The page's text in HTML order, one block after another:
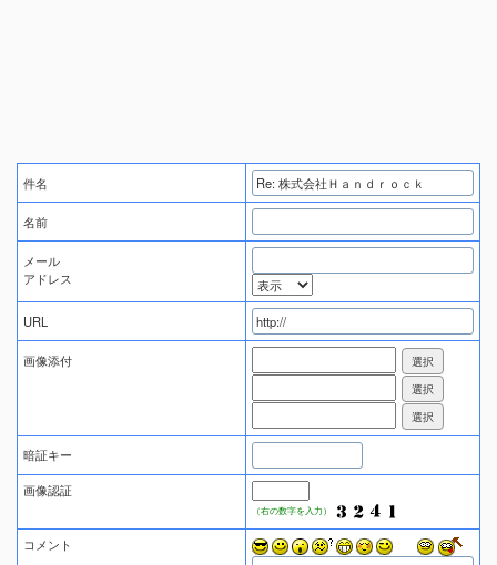
件名
名前
メール
アドレス
URL
画像添付
暗証キー
画像認証
（右の数字を入力）
コメント